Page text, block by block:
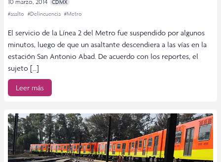
CDMX
#asalto #Delincuencia #Metro
El servicio de la Línea 2 del Metro fue suspendido por algunos
minutos, luego de que un asaltante descendiera a las vías en la
estación San Antonio Abad. De acuerdo con los reportes, el
sujeto […]
Leer más